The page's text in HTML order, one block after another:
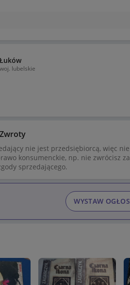
Łuków
woj. lubelskie
Zwroty
nie jest przedsiębiorcą, więc
konsumenckie, np. nie zwrócisz
sprzedającego.
WYSTAW